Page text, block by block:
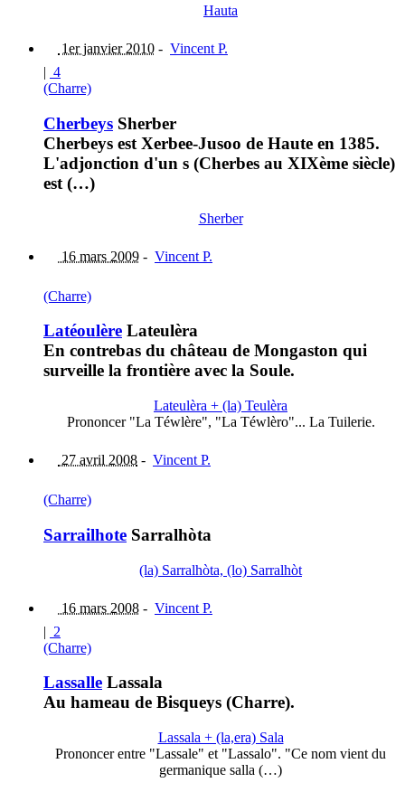
Hauta
1er janvier 2010 - Vincent P.
| 4
(Charre)
Cherbeys Sherber
Cherbeys est Xerbee-Jusoo de Haute en 1385.
L'adjonction d'un s (Cherbes au XIXème siècle)
est (…)
Sherber
16 mars 2009 - Vincent P.
(Charre)
Latéoulère Lateulèra
En contrebas du château de Mongaston qui
surveille la frontière avec la Soule.
Lateulèra + (la) Teulèra
Prononcer "La Téwlère", "La Téwlèro"... La Tuilerie.
27 avril 2008 - Vincent P.
(Charre)
Sarrailhote Sarralhòta
(la) Sarralhòta, (lo) Sarralhòt
16 mars 2008 - Vincent P.
| 2
(Charre)
Lassalle Lassala
Au hameau de Bisqueys (Charre).
Lassala + (la,era) Sala
Prononcer entre "Lassale" et "Lassalo". "Ce nom vient du
germanique salla (…)